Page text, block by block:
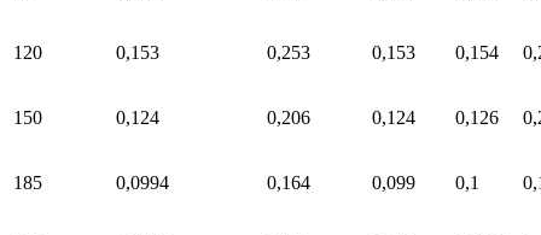
120 0,153 0,253 0,153 0,154
150 0,124 0,206 0,124 0,126
185 0,0994 0,164 0,099 0,1